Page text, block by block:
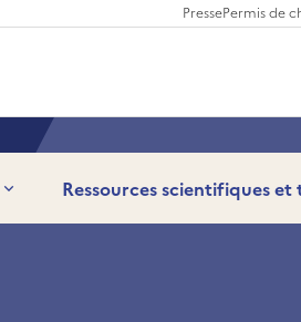
PressePermis de
Ressources scientifiques et